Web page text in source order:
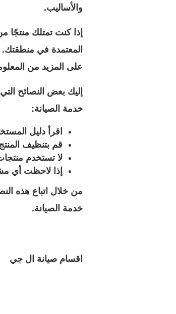
والأساليب.
إذا كنت تمتلك منتجًا
المعتمدة في منطقتك.
على المزيد من
إليك بعض النصائح
خدمة الصيانة:
اقرأ دليل
قم بتنظيف
لا تستخدم
إذا لاحظت أي
من خلال اتباع هذه
خدمة الصيانة.
اقسام صيانة ال جي